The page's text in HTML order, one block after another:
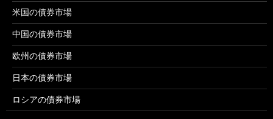
米国の債券市場
中国の債券市場
欧州の債券市場
日本の債券市場
ロシアの債券市場